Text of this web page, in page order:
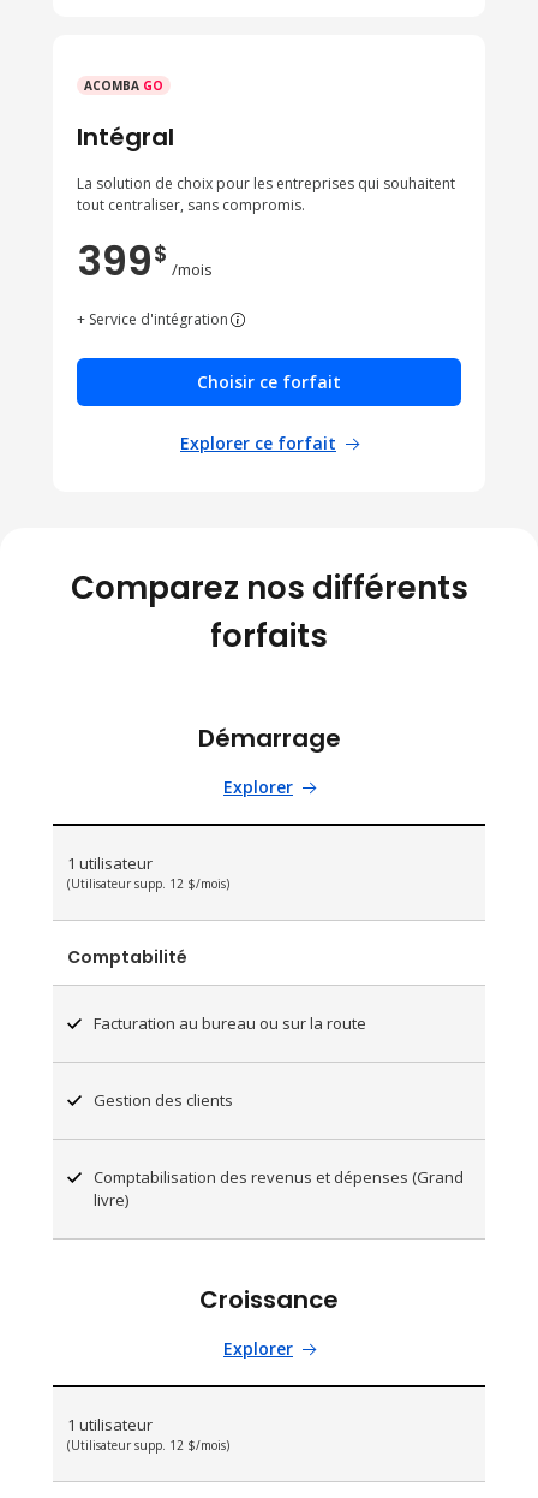
ACOMBA GO
Intégral
La solution de choix pour les entreprises qui souhaitent
tout centraliser, sans compromis.
399$
/mois
+ Service d'intégration
Choisir ce forfait
Explorer ce forfait
Comparez nos différents
forfaits
Démarrage
Explorer
1 utilisateur
(Utilisateur supp. 12 $/mois)
Comptabilité
Facturation au bureau ou sur la route
Gestion des clients
Comptabilisation des revenus et dépenses (Grand
livre)
Croissance
Explorer
1 utilisateur
(Utilisateur supp. 12 $/mois)